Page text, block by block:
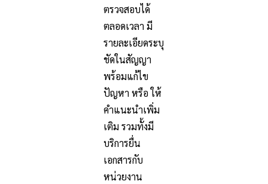
ตรวจสอบได้
ตลอดเวลา มี
รายละเอียดระบุ
ชัดในสัญญา
พร้อมแก้ไข
ปัญหา หรือ ให้
คำแนะนำเพิ่ม
เติม รวมทั้งมี
บริการยื่น
เอกสารกับ
หน่วยงาน